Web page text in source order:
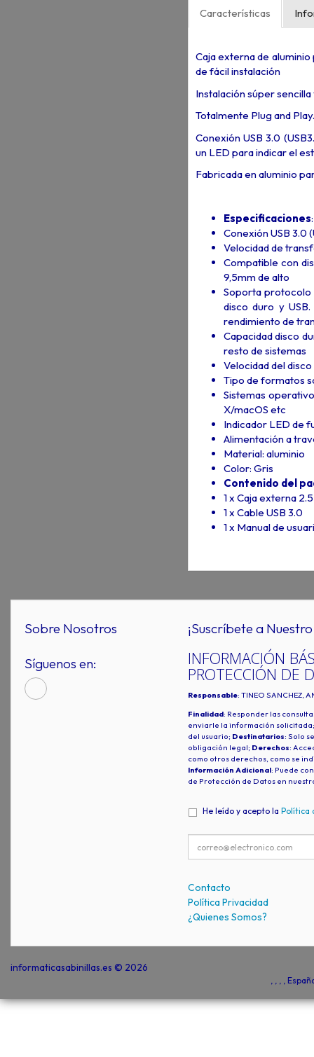
Características
Caja externa de aluminio
de fácil instalación
Instalación súper
Totalmente Plug and
Conexión USB 3.0
un LED para indicar el
Fabricada en aluminio
Especificaciones:
Conexión USB 3.0
Velocidad de
Compatible con
9,5mm de alto
Soporta protocolo
disco duro y
rendimiento de
Capacidad disco
resto de sistemas
Velocidad del
Tipo de formatos
Sistemas
X/macOS etc
Indicador LED de
Alimentación a
Material: aluminio
Color: Gris
Contenido del
1 x Caja externa
1 x Cable USB 3.0
1 x Manual de
Sobre Nosotros
Síguenos en:
¡Suscríbete a
INFORMACIÓN
PROTECCIÓN DE
Responsable: TINEO SANCHEZ,
Finalidad: Responder las
enviarle la información
del usuario; Destinatarios: Solo
obligación legal; Derechos:
como otros derechos, como se
Información Adicional: Puede
de Protección de Datos en
He leído y acepto la Política
Contacto
Política Privacidad
¿Quienes Somos?
informaticasabinillas.es © 2026
, , , ,